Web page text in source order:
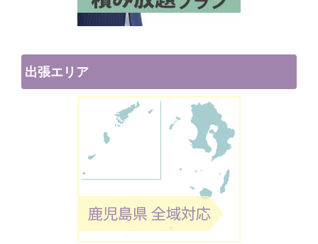
出張エリア